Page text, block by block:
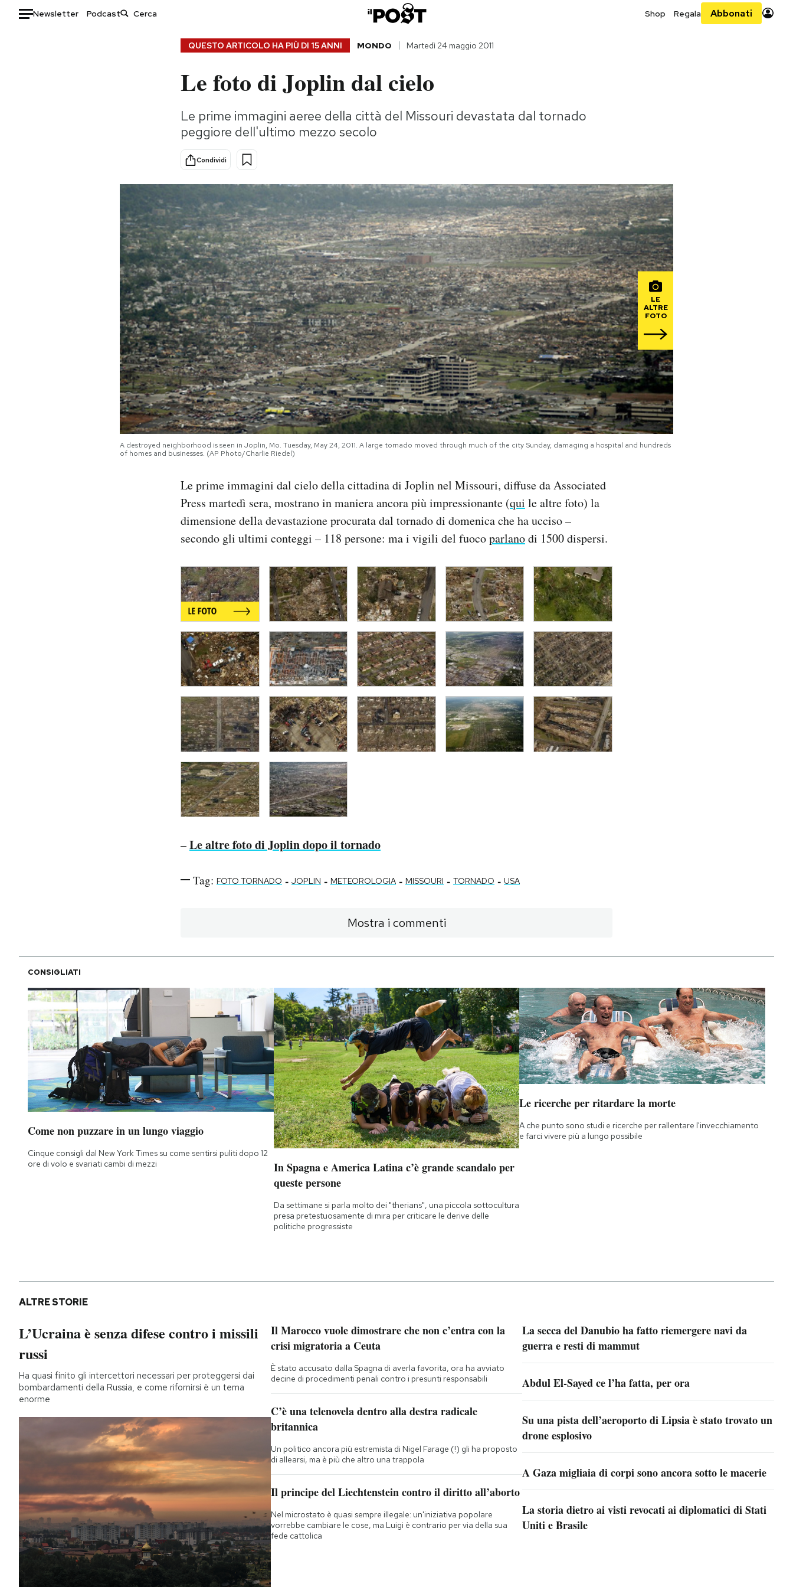
Newsletter Podcast Shop Regala Abbonati
Consumismi
Storie/Idee
Ok Boomer!
Media
Europa
Altrecose
Mondiali calcio 2026
QUESTO ARTICOLO HA PIÙ DI 15 ANNI MONDO Martedì 24 maggio 2011
Le foto di Joplin dal cielo
Le prime immagini aeree della città del Missouri devastata dal tornado
peggiore dell'ultimo mezzo secolo
Condividi
LE
ALTRE
FOTO
A destroyed neighborhood is seen in Joplin, Mo. Tuesday, May 24, 2011. A large tornado moved through much of the city Sunday, damaging a hospital and hundreds
of homes and businesses. (AP Photo/Charlie Riedel)
Le prime immagini dal cielo della cittadina di Joplin nel Missouri, diffuse da Associated
Press martedì sera, mostrano in maniera ancora più impressionante (qui le altre foto) la
dimensione della devastazione procurata dal tornado di domenica che ha ucciso –
secondo gli ultimi conteggi – 118 persone: ma i vigili del fuocoparlanodi 1500 dispersi.
–Le altre foto di Joplin dopo il tornado
Tag: FOTO TORNADO - JOPLIN - METEOROLOGIA - MISSOURI - TORNADO - USA
Mostra i commenti
CONSIGLIATI
Come non puzzare in un lungo viaggio
Cinque consigli dal New York Times su come sentirsi puliti dopo 12
ore di volo e svariati cambi di mezzi
In Spagna e America Latina c’è grande scandalo per
queste persone
Da settimane si parla molto dei "therians", una piccola sottocultura
presa pretestuosamente di mira per criticare le derive delle
politiche progressiste
Le ricerche per ritardare la morte
A che punto sono studi e ricerche per rallentare l'invecchiamento
e farci vivere più a lungo possibile
ALTRE STORIE
L’Ucraina è senza difese contro i missili
russi
Ha quasi finito gli intercettori necessari per proteggersi dai
bombardamenti della Russia, e come rifornirsi è un tema
enorme
Il Marocco vuole dimostrare che non c’entra con la
crisi migratoria a Ceuta
È stato accusato dalla Spagna di averla favorita, ora ha avviato
decine di procedimenti penali contro i presunti responsabili
C’è una telenovela dentro alla destra radicale
britannica
Un politico ancora più estremista di Nigel Farage (!) gli ha proposto
di allearsi, ma è più che altro una trappola
Il principe del Liechtenstein contro il diritto all’aborto
Nel microstato è quasi sempre illegale: un'iniziativa popolare
vorrebbe cambiare le cose, ma Luigi è contrario per via della sua
fede cattolica
La secca del Danubio ha fatto riemergere navi da
guerra e resti di mammut
Abdul El-Sayed ce l’ha fatta, per ora
Su una pista dell’aeroporto di Lipsia è stato trovato un
drone esplosivo
A Gaza migliaia di corpi sono ancora sotto le macerie
La storia dietro ai visti revocati ai diplomatici di Stati
Uniti e Brasile